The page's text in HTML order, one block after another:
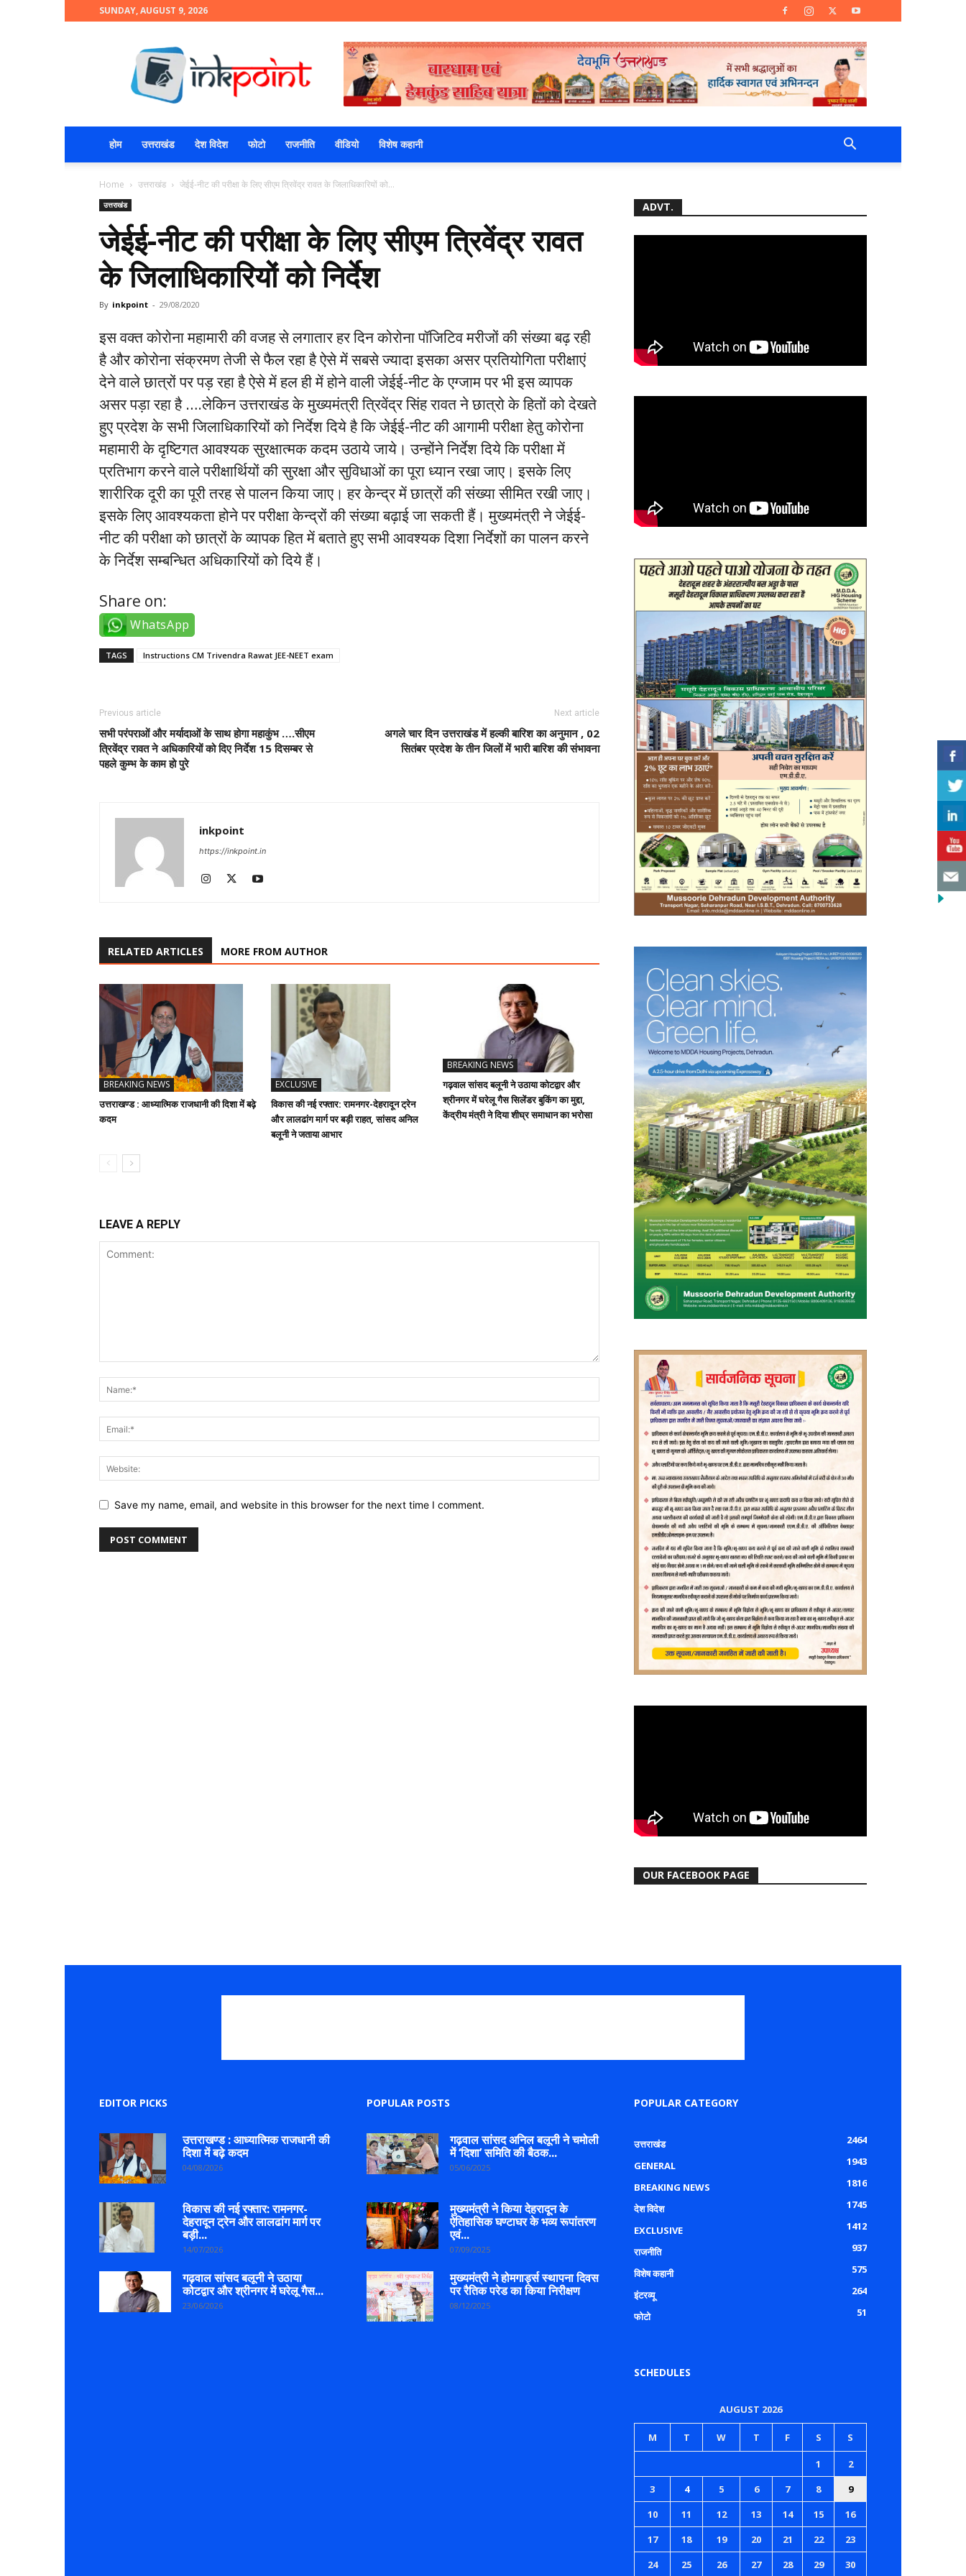
SUNDAY, AUGUST 9, 2026
होम उत्तराखंड देश विदेश फोटो राजनीति वीडियो विशेष कहानी
Home उत्तराखंड जेईई-नीट की परीक्षा के लिए सीएम त्रिवेंद्र रावत के जिलाधिकारियों को...
उत्तराखंड
जेईई-नीट की परीक्षा के लिए सीएम त्रिवेंद्र रावत
के जिलाधिकारियों को निर्देश
By inkpoint - 29/08/2020
इस वक्त कोरोना महामारी की वजह से लगातार हर दिन कोरोना पॉजिटिव मरीजों की संख्या बढ़ रही
है और कोरोना संक्रमण तेजी से फैल रहा है ऐसे में सबसे ज्यादा इसका असर प्रतियोगिता परीक्षाएं
देने वाले छात्रों पर पड़ रहा है ऐसे में हल ही में होने वाली जेईई-नीट के एग्जाम पर भी इस व्यापक
असर पड़ा रहा है ….लेकिन उत्तराखंड के मुख्यमंत्री त्रिवेंद्र सिंह रावत ने छात्रो के हितों को देखते
हुए प्रदेश के सभी जिलाधिकारियों को निर्देश दिये है कि जेईई-नीट की आगामी परीक्षा हेतु कोरोना
महामारी के दृष्टिगत आवश्यक सुरक्षात्मक कदम उठाये जाये। उन्होंने निर्देश दिये कि परीक्षा में
प्रतिभाग करने वाले परीक्षार्थियों की सुरक्षा और सुविधाओं का पूरा ध्यान रखा जाए। इसके लिए
शारीरिक दूरी का पूरी तरह से पालन किया जाए। हर केन्द्र में छात्रों की संख्या सीमित रखी जाए।
इसके लिए आवश्यकता होने पर परीक्षा केन्द्रों की संख्या बढ़ाई जा सकती हैं। मुख्यमंत्री ने जेईई-
नीट की परीक्षा को छात्रों के व्यापक हित में बताते हुए सभी आवश्यक दिशा निर्देशों का पालन करने
के निर्देश सम्बन्धित अधिकारियों को दिये हैं।
Share on:
WhatsApp
TAGS Instructions CM Trivendra Rawat JEE-NEET exam
Previous article
सभी परंपराओं और मर्यादाओं के साथ होगा महाकुंभ ….सीएम
त्रिवेंद्र रावत ने अधिकारियों को दिए निर्देश 15 दिसम्बर से
पहले कुम्भ के काम हो पुरे
Next article
अगले चार दिन उत्तराखंड में हल्की बारिश का अनुमान , 02
सितंबर प्रदेश के तीन जिलों में भारी बारिश की संभावना
inkpoint
https://inkpoint.in
RELATED ARTICLES MORE FROM AUTHOR
BREAKING NEWS
उत्तराखण्ड : आध्यात्मिक राजधानी की दिशा में बढ़े
कदम
EXCLUSIVE
विकास की नई रफ्तार: रामनगर-देहरादून ट्रेन
और लालढांग मार्ग पर बड़ी राहत, सांसद अनिल
बलूनी ने जताया आभार
BREAKING NEWS
गढ़वाल सांसद बलूनी ने उठाया कोटद्वार और
श्रीनगर में घरेलू गैस सिलेंडर बुकिंग का मुद्दा,
केंद्रीय मंत्री ने दिया शीघ्र समाधान का भरोसा
LEAVE A REPLY
Save my name, email, and website in this browser for the next time I comment.
ADVT.
OUR FACEBOOK PAGE
EDITOR PICKS
उत्तराखण्ड : आध्यात्मिक राजधानी की
दिशा में बढ़े कदम
04/08/2026
विकास की नई रफ्तार: रामनगर-
देहरादून ट्रेन और लालढांग मार्ग पर
बड़ी...
14/07/2026
गढ़वाल सांसद बलूनी ने उठाया
कोटद्वार और श्रीनगर में घरेलू गैस...
23/06/2026
POPULAR POSTS
गढ़वाल सांसद अनिल बलूनी ने चमोली
में ‘दिशा’ समिति की बैठक...
05/06/2025
मुख्यमंत्री ने किया देहरादून के
ऐतिहासिक घण्टाघर के भव्य रूपांतरण
एवं...
07/09/2025
मुख्यमंत्री ने होमगार्ड्स स्थापना दिवस
पर रैतिक परेड का किया निरीक्षण
08/12/2025
POPULAR CATEGORY
उत्तराखंड
2464
GENERAL
1943
BREAKING NEWS
1816
देश विदेश
1745
EXCLUSIVE
1412
राजनीति
937
विशेष कहानी
575
इंटरव्यू
264
फोटो
51
SCHEDULES
AUGUST 2026
M T W T F S S
1
2
3
4 5 6 7 8
9
10
11 12 13 14 15
16
17
18 19 20 21 22
23
24
25 26 27 28 29 30